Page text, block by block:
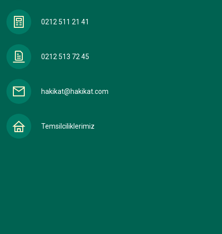
0212 511 21 41
0212 513 72 45
hakikat@hakikat.com
Temsilciliklerimiz